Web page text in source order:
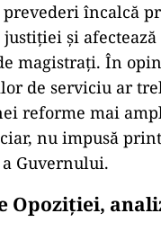
prevederi încalcă
şi
magistraţi. În
de serviciu ar
reforme mai
nu impusă
Guvernului.
Opoziţiei,